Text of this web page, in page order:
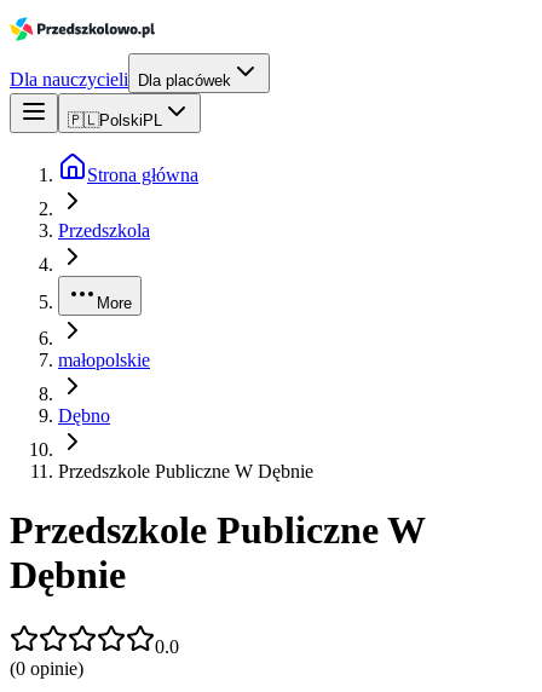
Dla nauczycieli Dla placówek
🇵🇱Polski PL
Strona główna
Przedszkola
More
małopolskie
Dębno
Przedszkole Publiczne W Dębnie
Przedszkole Publiczne W
Dębnie
0.0
(0 opinie)